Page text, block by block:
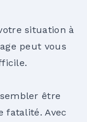
situation à
peut vous
être
fatalité. Avec